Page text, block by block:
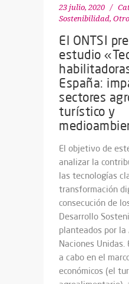
23 julio, 2020
Sostenibilidad,
El ONTSI
estudio
España:
sectores
turístico y
El objetivo de
analizar la
las tecnologías
transformación
consecución de
Desarrollo
planteados por
Naciones
a cabo en el
económicos (el